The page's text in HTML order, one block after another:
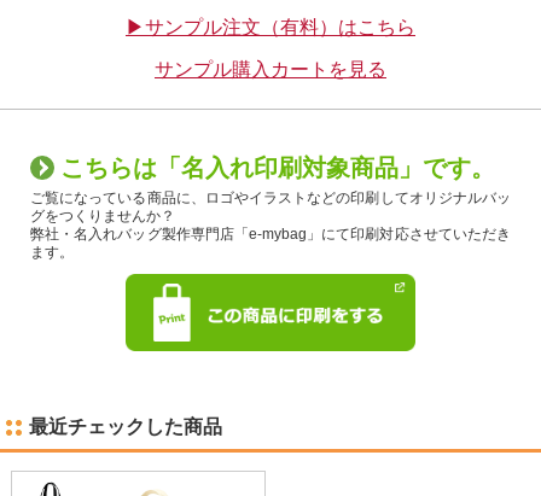
▶サンプル注文（有料）はこちら
サンプル購入カートを見る
こちらは「名入れ印刷対象商品」です。
ご覧になっている商品に、ロゴやイラストなどの印刷してオリジナルバッ
グをつくりませんか？
弊社・名入れバッグ製作専門店「e-mybag」にて印刷対応させていただき
ます。
最近チェックした商品